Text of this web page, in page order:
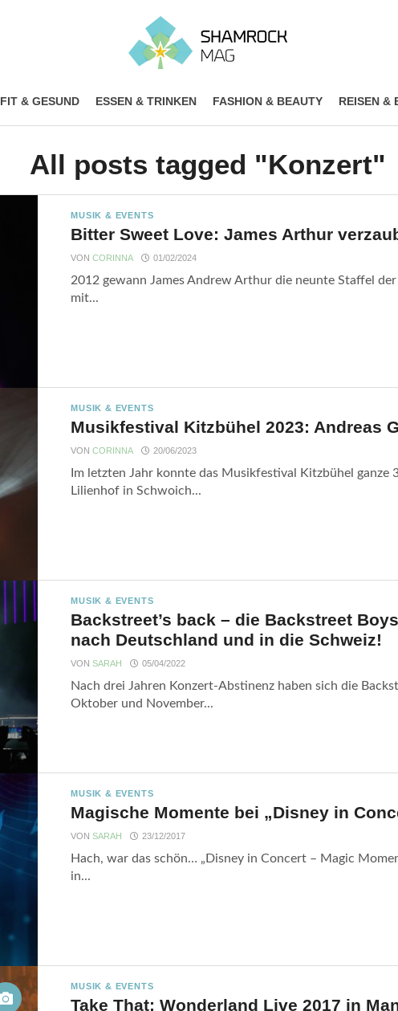
FIT & GESUND ESSEN & TRINKEN FASHION & BEAUTY REISEN &
All posts tagged "Konzert"
MUSIK & EVENTS
Bitter Sweet Love: James Arthur
VONCORINNA 01/02/2024
2012 gewann James Andrew Arthur die neunte Staffel
mit...
MUSIK & EVENTS
Musikfestival Kitzbühel 2023: Andreas
VONCORINNA 20/06/2023
Im letzten Jahr konnte das Musikfestival Kitzbühel
Lilienhof in Schwoich...
MUSIK & EVENTS
Backstreet’s back – die Backstreet
nach Deutschland und in die Schweiz!
VONSARAH 05/04/2022
Nach drei Jahren Konzert-Abstinenz haben sich die
Oktober und November...
MUSIK & EVENTS
Magische Momente bei „Disney in
VONSARAH 23/12/2017
Hach, war das schön… „Disney in Concert – Magic
in...
MUSIK & EVENTS
Take That: Wonderland Live 2017 in